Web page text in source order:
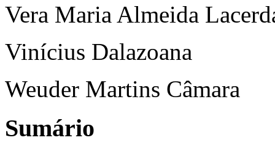
Vera Maria Almeida
Vinícius Dalazoana
Weuder Martins Câmara
Sumário